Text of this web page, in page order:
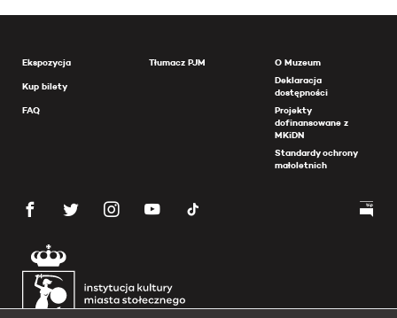
Ekspozycja
Kup bilety
FAQ
Tłumacz PJM
O Muzeum
Deklaracja
dostępności
Projekty
dofinansowane z
MKiDN
Standardy ochrony
małoletnich